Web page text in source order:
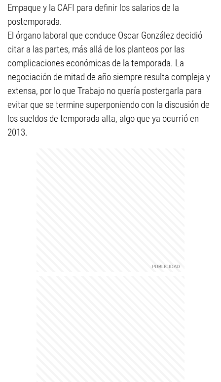
Empaque y la CAFI para definir los salarios de la
postemporada.
El órgano laboral que conduce Oscar González decidió
citar a las partes, más allá de los planteos por las
complicaciones económicas de la temporada. La
negociación de mitad de año siempre resulta compleja y
extensa, por lo que Trabajo no quería postergarla para
evitar que se termine superponiendo con la discusión de
los sueldos de temporada alta, algo que ya ocurrió en
2013.